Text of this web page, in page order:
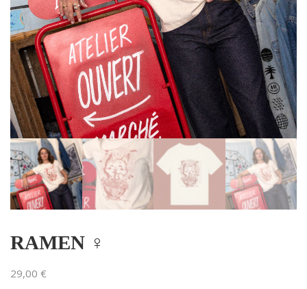
RAMEN ♀
29,00 €